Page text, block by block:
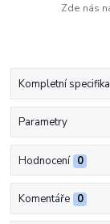
Zde nás
Kompletní
Parametry
Hodnocení 0
Komentáře 0